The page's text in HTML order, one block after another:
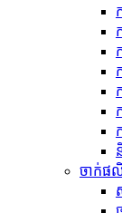
ចាក់ផ